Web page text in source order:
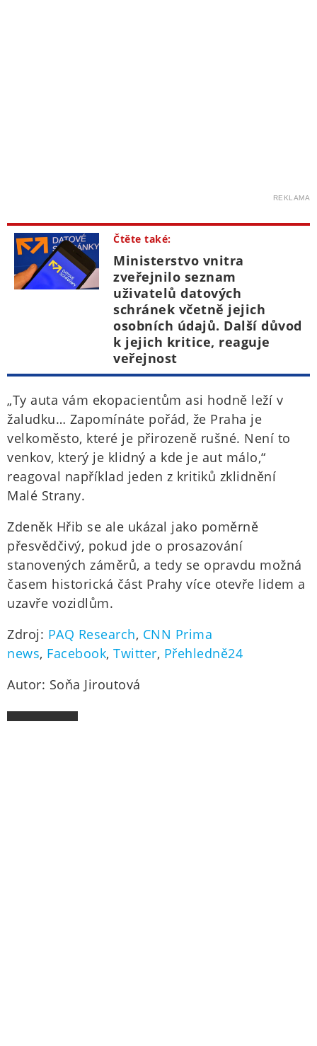
REKLAMA
Čtěte také:
Ministerstvo vnitra
zveřejnilo seznam
uživatelů datových
schránek včetně jejich
osobních údajů. Další důvod
k jejich kritice, reaguje
veřejnost
„Ty auta vám ekopacientům asi hodně leží v
žaludku… Zapomínáte pořád, že Praha je
velkoměsto, které je přirozeně rušné. Není to
venkov, který je klidný a kde je aut málo,“
reagoval například jeden z kritiků zklidnění
Malé Strany.
Zdeněk Hřib se ale ukázal jako poměrně
přesvědčivý, pokud jde o prosazování
stanovených záměrů, a tedy se opravdu možná
časem historická část Prahy více otevře lidem a
uzavře vozidlům.
Zdroj: PAQ Research, CNN Prima
news, Facebook, Twitter, Přehledně24
Autor: Soňa Jiroutová